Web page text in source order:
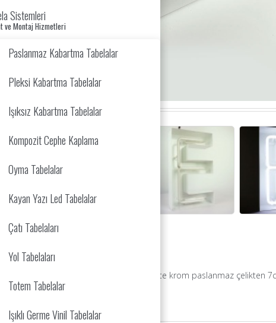
Sistemleri
ve Montaj Hizmetleri
Paslanmaz Kabartma Tabelalar
Pleksi Kabartma Tabelalar
Işıksız Kabartma Tabelalar
Kompozit Cephe Kaplama
Oyma Tabelalar
Kayan Yazı Led Tabelalar
Çatı Tabelaları
Yol Tabelaları
Totem Tabelalar
Işıklı Germe Vinil Tabelalar
üretilmiştir. Yan yüz 0,60mm 201 kalite krom paslanmaz çelikten